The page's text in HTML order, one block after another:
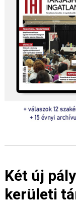
Két új
kerületi